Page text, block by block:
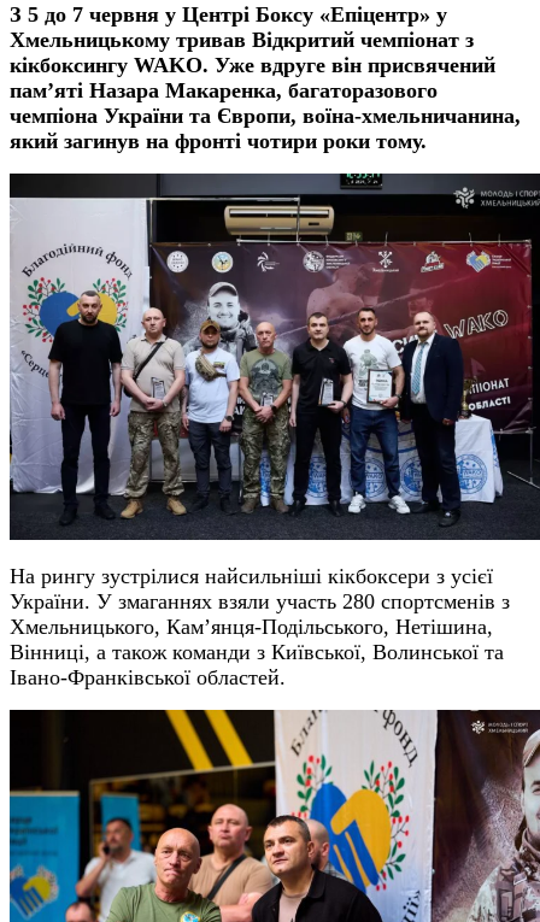
З 5 до 7 червня у Центрі Боксу «Епіцентр» у
Хмельницькому тривав Відкритий чемпіонат з
кікбоксингу WAKO. Уже вдруге він присвячений
пам’яті Назара Макаренка, багаторазового
чемпіона України та Європи, воїна-хмельничанина,
який загинув на фронті чотири роки тому.
На рингу зустрілися найсильніші кікбоксери з усієї
України. У змаганнях взяли участь 280 спортсменів з
Хмельницького, Кам’янця-Подільського, Нетішина,
Вінниці, а також команди з Київської, Волинської та
Івано-Франківської областей.